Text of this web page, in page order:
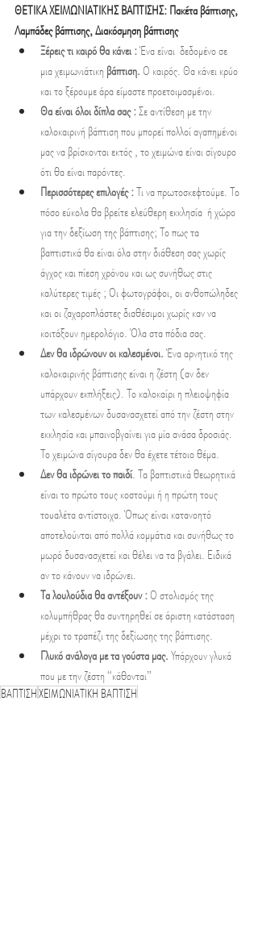
ΘΕΤΙΚΑ ΧΕΙΜΩΝΙΑΤΙΚΗΣ ΒΑΠΤΙΣΗΣ: Πακέτα βάπτισης,
Λαμπάδες βάπτισης, Διακόσμηση βάπτισης
Ξέρεις τι καιρό θα κάνει : Ένα είναι  δεδομένο σε
μια χειμωνιάτικη βάπτιση. Ο καιρός. Θα κάνει κρύο
και το ξέρουμε άρα είμαστε προετοιμασμένοι.
Θα είναι όλοι δίπλα σας : Σε αντίθεση με την
καλοκαιρινή βάπτιση που μπορεί πολλοί αγαπημένοι
μας να βρίσκονται εκτός , το χειμώνα είναι σίγουρο
ότι θα είναι παρόντες.
Περισσότερες επιλογές : Τι να πρωτοσκεφτούμε. Το
πόσο εύκολα θα βρείτε ελεύθερη εκκλησία  ή χώρο
για την δεξίωση της βάπτισης; Το πως τα
βαπτιστικά θα είναι όλα στην διάθεση σας χωρίς
άγχος και πίεση χρόνου και ως συνήθως στις
καλύτερες τιμές ; Οι φωτογράφοι, οι ανθοπώληδες
και οι ζαχαροπλάστες διαθέσιμοι χωρίς καν να
κοιτάξουν ημερολόγιο. Όλα στα πόδια σας.
Δεν θα ιδρώνουν οι καλεσμένοι. Ένα αρνητικό της
καλοκαιρινής βάπτισης είναι η ζέστη (αν δεν
υπάρχουν εκπλήξεις). Το καλοκαίρι η πλειοψηφία
των καλεσμένων δυσανασχετεί από την ζέστη στην
εκκλησία και μπαινοβγαίνει για μία ανάσα δροσιάς.
Το χειμώνα σίγουρα δεν θα έχετε τέτοιο θέμα.
Δεν θα ιδρώνει το παιδί. Τα βαπτιστικά θεωρητικά
είναι το πρώτο τους κοστούμι ή η πρώτη τους
τουαλέτα αντίστοιχα. Όπως είναι κατανοητό
αποτελούνται από πολλά κομμάτια και συνήθως το
μωρό δυσανασχετεί και θέλει να τα βγάλει. Ειδικά
αν το κάνουν να ιδρώνει.
Τα λουλούδια θα αντέξουν : Ο στολισμός της
κολυμπήθρας θα συντηρηθεί σε άριστη κατάσταση
μέχρι το τραπέζι της δεξίωσης της βάπτισης.
Γλυκό ανάλογα με τα γούστα μας. Υπάρχουν γλυκά
που με την ζέστη “κάθονται”
ΒΑΠΤΙΣΗΧΕΙΜΩΝΙΑΤΙΚΗ ΒΑΠΤΙΣΗ